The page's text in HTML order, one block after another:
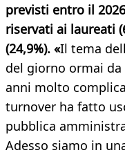
previsti entro il
riservati ai laureati
(24,9%). «Il tema
del giorno ormai
anni molto
turnover ha fatto
pubblica
Adesso siamo in